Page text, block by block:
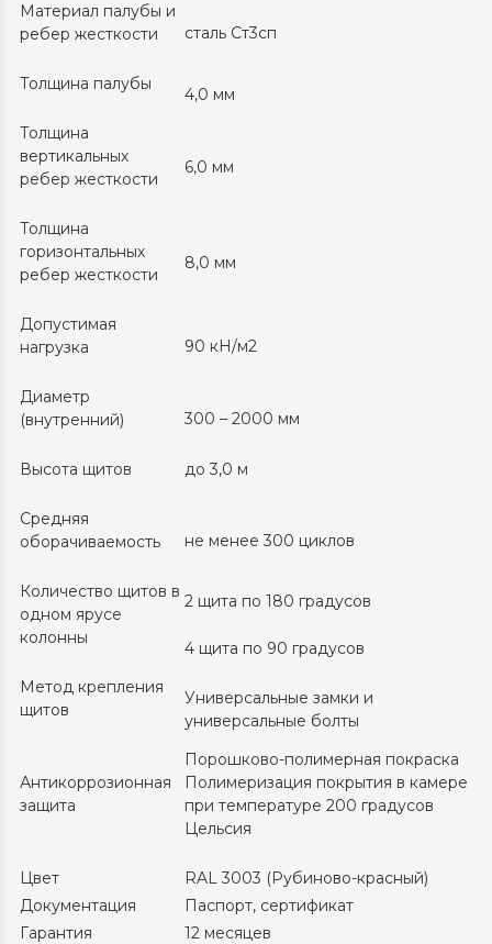
Материал палубы и
ребер жесткости
сталь Ст3сп
Толщина палубы
4,0 мм
Толщина
вертикальных
ребер жесткости
6,0 мм
Толщина
горизонтальных
ребер жесткости
8,0 мм
Допустимая
нагрузка
90 кН/м2
Диаметр
(внутренний)
300 – 2000 мм
Высота щитов до 3,0 м
Средняя
оборачиваемость
не менее 300 циклов
Количество щитов в
одном ярусе
колонны
2 щита по 180 градусов
4 щита по 90 градусов
Метод крепления
щитов
Универсальные замки и
универсальные болты
Антикоррозионная
защита
Порошково-полимерная покраска
Полимеризация покрытия в камере
при температуре 200 градусов
Цельсия
Цвет
RAL 3003 (Рубиново-красный)
Документация
Паспорт, сертификат
Гарантия
12 месяцев